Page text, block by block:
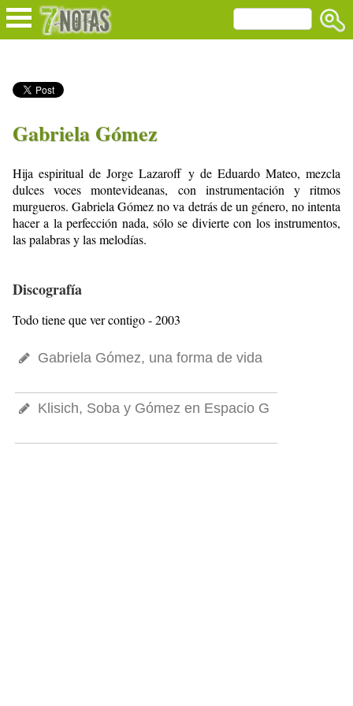
Gabriela Gómez
Hija espiritual de Jorge Lazaroff y de Eduardo Mateo, mezcla
dulces voces montevideanas, con instrumentación y ritmos
murgueros. Gabriela Gómez no va detrás de un género, no intenta
hacer a la perfección nada, sólo se divierte con los instrumentos,
las palabras y las melodías.
Discografía
Todo tiene que ver contigo - 2003
Gabriela Gómez, una forma de vida
Klisich, Soba y Gómez en Espacio G